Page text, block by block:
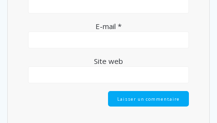
E-mail *
Site web